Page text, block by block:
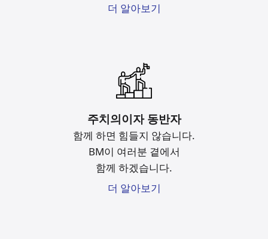
더 알아보기
주치의이자 동반자
함께 하면 힘들지 않습니다.
BM이 여러분 곁에서
함께 하겠습니다.
더 알아보기